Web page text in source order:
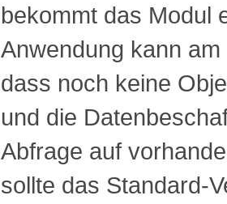
bekommt das Modul
Anwendung kann
dass noch keine
und die
Abfrage auf
sollte das Standard-